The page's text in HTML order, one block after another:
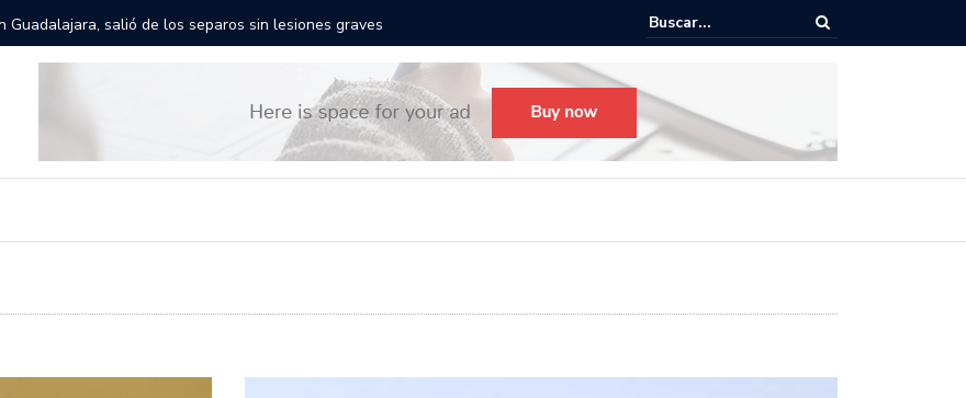
Títeres gigantes recorrerán las calles de Guadalajara: aparta la fecha Todo listo para el Festival Desfile Día de Muertos